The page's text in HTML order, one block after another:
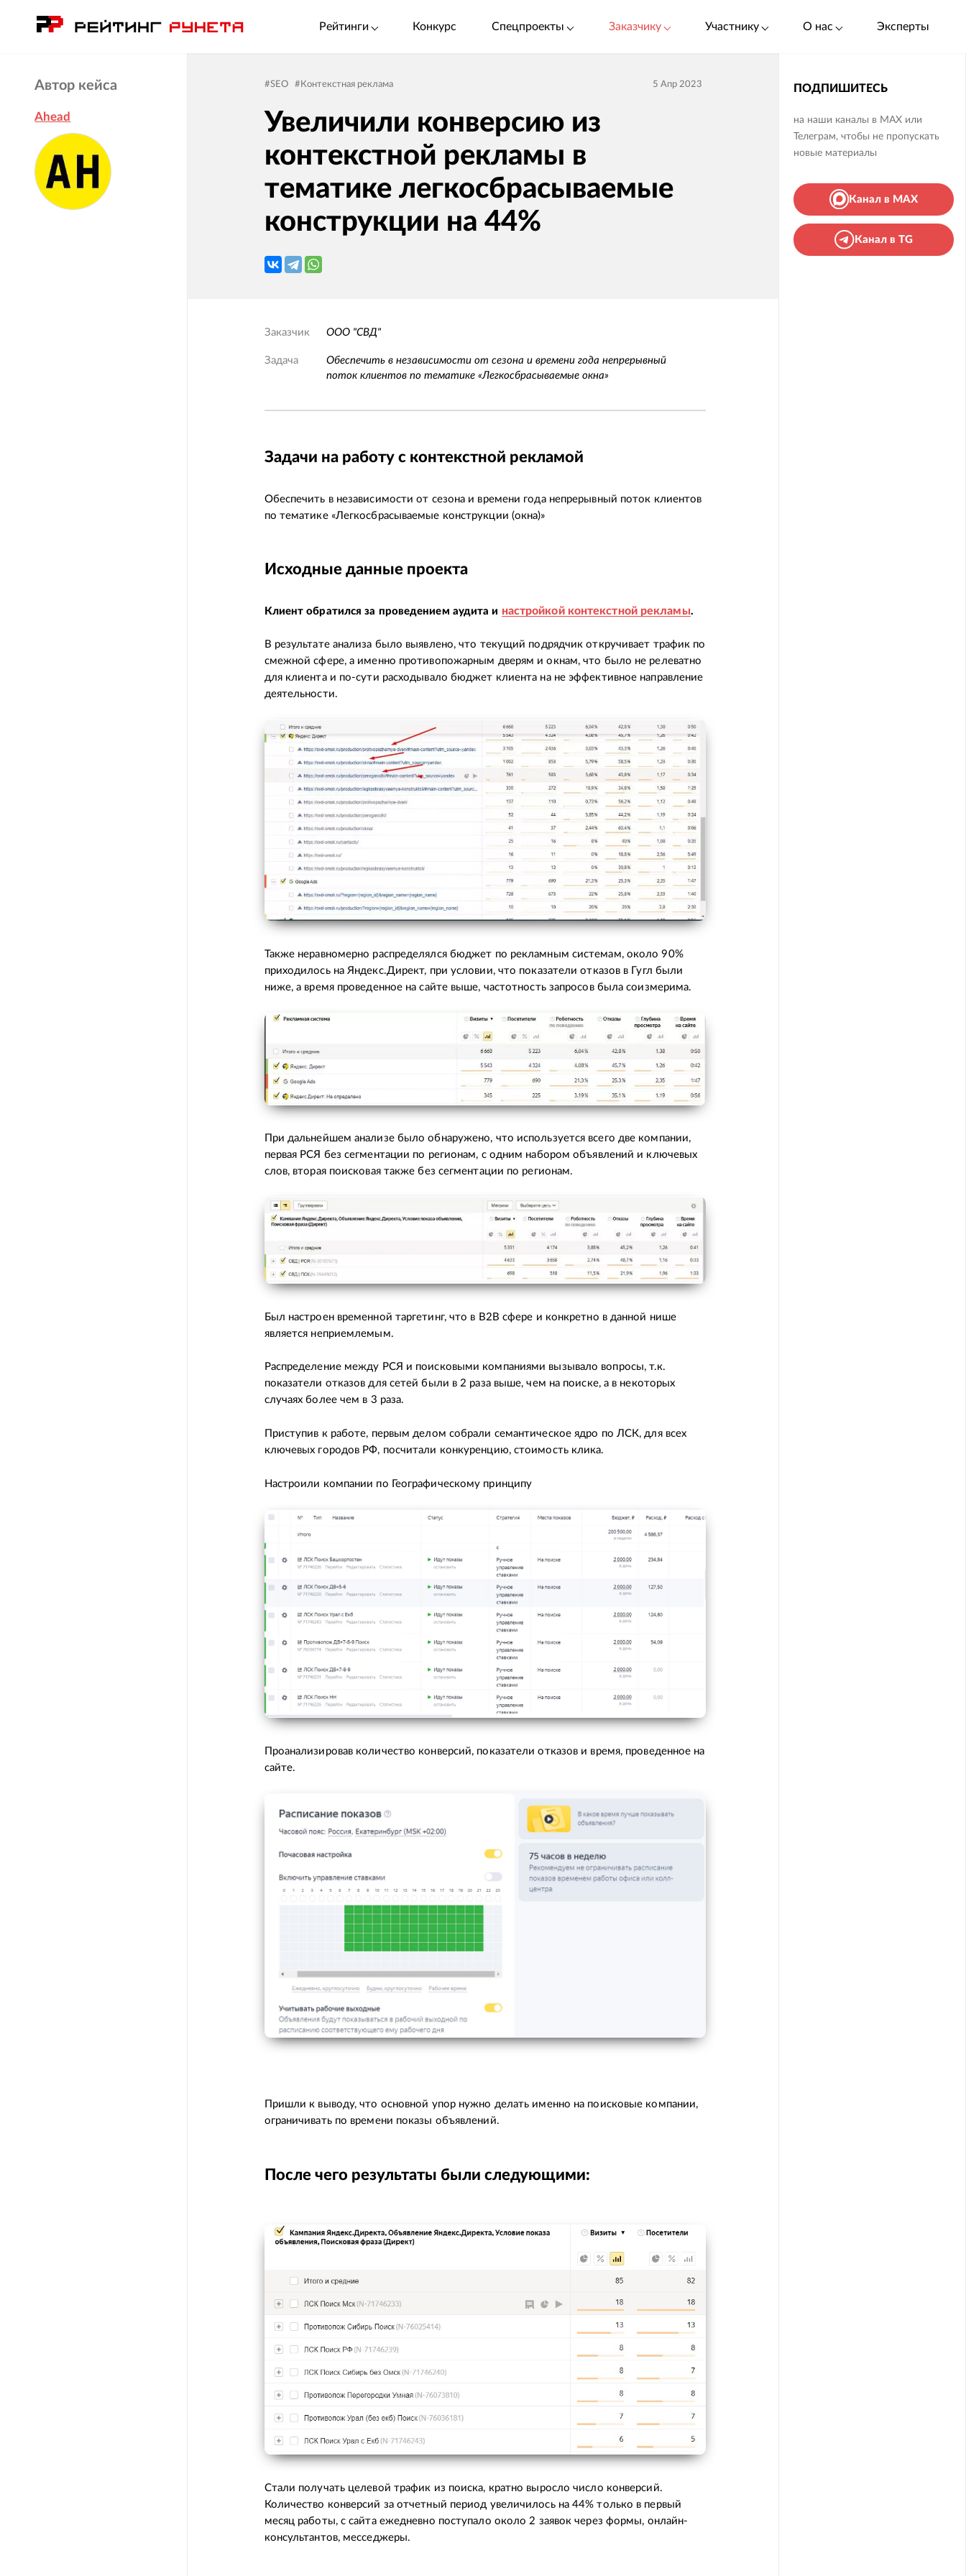
Рейтинги Конкурс Спецпроекты Заказчику Участнику О нас Эксперты
Автор кейса
Ahead
#SEO # Контекстная реклама 5 Апр 2023
Увеличили конверсию из
контекстной рекламы в
тематике легкосбрасываемые
конструкции на 44%
Заказчик ООО "СВД"
Задача
Обеспечить в независимости от сезона и времени года непрерывный
поток клиентов по тематике «Легкосбрасываемые окна»
Задачи на работу с контекстной рекламой
Обеспечить в независимости от сезона и времени года непрерывный поток клиентов
по тематике «Легкосбрасываемые конструкции (окна)»
Исходные данные проекта
Клиент обратился за проведением аудита и настройкой контекстной рекламы.
В результате анализа было выявлено, что текущий подрядчик откручивает трафик по
смежной сфере, а именно противопожарным дверям и окнам, что было не релеватно
для клиента и по-сути расходывало бюджет клиента на не эффективное направление
деятельности.
Также неравномерно распределялся бюджет по рекламным системам, около 90%
приходилось на Яндекс.Директ, при условии, что показатели отказов в Гугл были
ниже, а время проведенное на сайте выше, частотность запросов была соизмерима.
При дальнейшем анализе было обнаружено, что используется всего две компании,
первая РСЯ без сегментации по регионам, с одним набором объявлений и ключевых
слов, вторая поисковая также без сегментации по регионам.
Был настроен временной таргетинг, что в B2B сфере и конкретно в данной нише
является неприемлемым.
Распределение между РСЯ и поисковыми компаниями вызывало вопросы, т.к.
показатели отказов для сетей были в 2 раза выше, чем на поиске, а в некоторых
случаях более чем в 3 раза.
Приступив к работе, первым делом собрали семантическое ядро по ЛСК, для всех
ключевых городов РФ, посчитали конкуренцию, стоимость клика.
Настроили компании по Географическому принципу
Проанализировав количество конверсий, показатели отказов и время, проведенное на
сайте.
Пришли к выводу, что основной упор нужно делать именно на поисковые компании,
ограничивать по времени показы объявлений.
После чего результаты были следующими:
Стали получать целевой трафик из поиска, кратно выросло число конверсий.
Количество конверсий за отчетный период увеличилось на 44% только в первый
месяц работы, с сайта ежедневно поступало около 2 заявок через формы, онлайн-
консультантов, месседжеры.
ПОДПИШИТЕСЬ
на наши каналы в MAX или
Телеграм, чтобы не пропускать
новые материалы
Канал в MAX
Канал в TG